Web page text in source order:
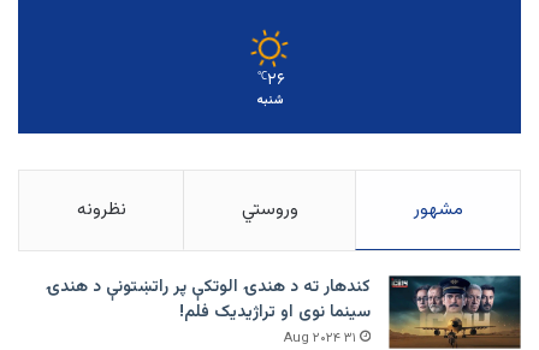
۲۶℃
شنبه
مشهور وروستي نظرونه
کندهار ته د هندۍ الوتکې پر راتښتونې د هندۍ
سینما نوی او تراژيديک فلم!
۳۱ Aug ۲۰۲۴